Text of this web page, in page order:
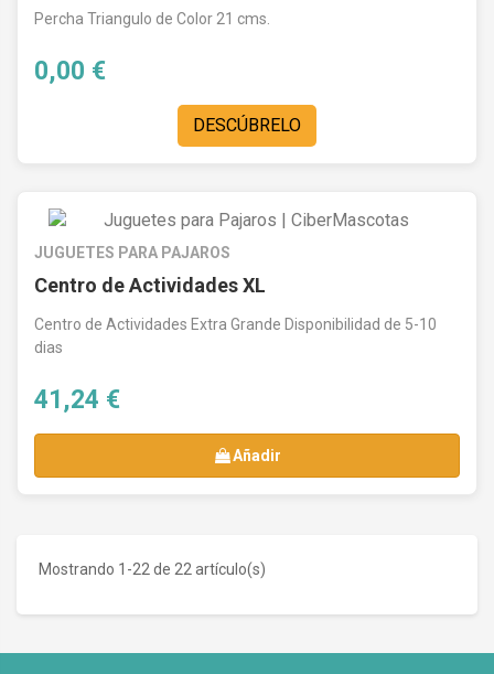
Percha Triangulo de Color 21 cms.
0,00 €
DESCÚBRELO
JUGUETES PARA PAJAROS
Centro de Actividades XL
Centro de Actividades Extra Grande Disponibilidad de 5-10
dias
41,24 €
Añadir
Mostrando 1-22 de 22 artículo(s)